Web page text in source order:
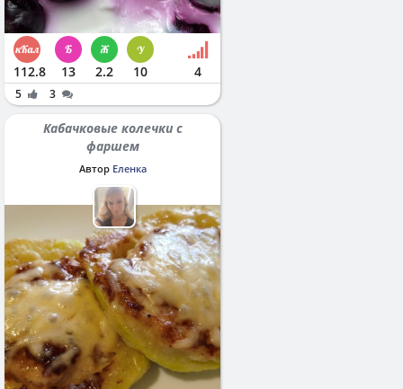
112.8 13 2.2 10 4
5 3
Кабачковые колечки с
фаршем
Автор Еленка